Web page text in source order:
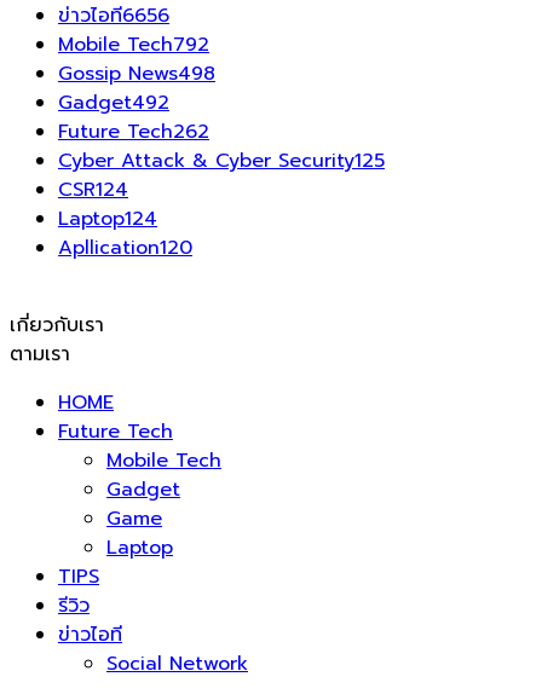
ข่าวไอที6656
Mobile Tech792
Gossip News498
Gadget492
Future Tech262
Cyber Attack & Cyber Security125
CSR124
Laptop124
Apllication120
เกี่ยวกับเรา
ตามเรา
HOME
Future Tech
Mobile Tech
Gadget
Game
Laptop
TIPS
รีวิว
ข่าวไอที
Social Network